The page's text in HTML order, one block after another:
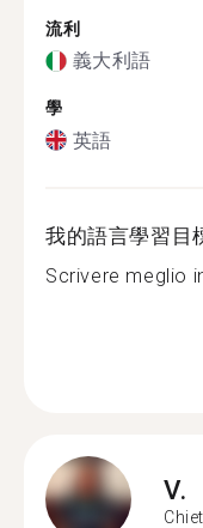
流利
義大利語
學
英語
我的語言學習目
Scrivere meglio
V.